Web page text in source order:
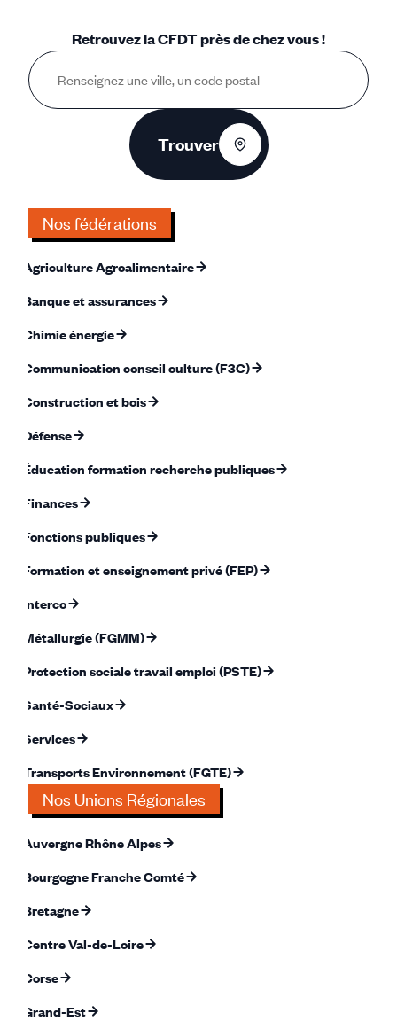
Retrouvez la CFDT près de chez vous !
Trouver
Nos fédérations
Agriculture Agroalimentaire
Banque et assurances
Chimie énergie
Communication conseil culture (F3C)
Construction et bois
Défense
Éducation formation recherche publiques
Finances
Fonctions publiques
Formation et enseignement privé (FEP)
Interco
Métallurgie (FGMM)
Protection sociale travail emploi (PSTE)
Santé-Sociaux
Services
Transports Environnement (FGTE)
Nos Unions Régionales
Auvergne Rhône Alpes
Bourgogne Franche Comté
Bretagne
Centre Val-de-Loire
Corse
Grand-Est